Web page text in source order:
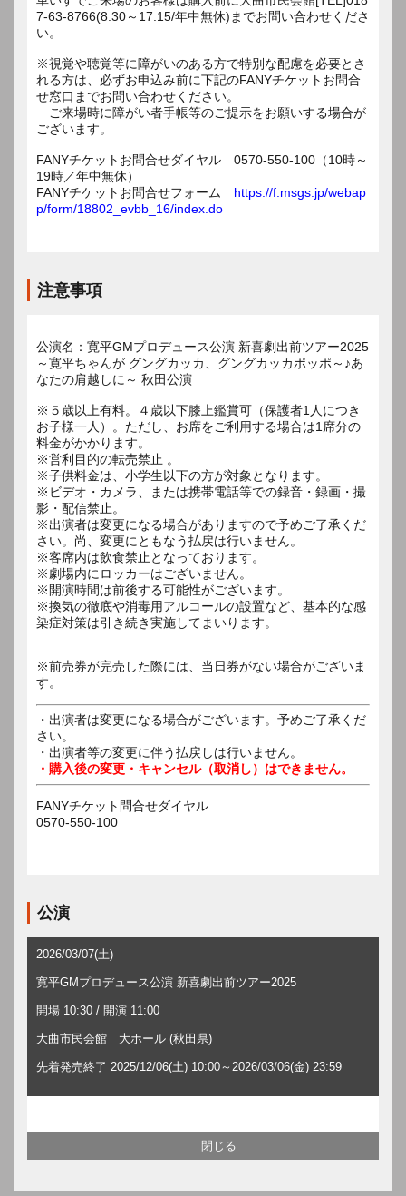
7-63-8766(8:30～17:15/年中無休)までお問い合わせくださ
い。
※視覚や聴覚等に障がいのある方で特別な配慮を必要とさ
れる方は、必ずお申込み前に下記のFANYチケットお問合
せ窓口までお問い合わせください。
ご来場時に障がい者手帳等のご提示をお願いする場合が
ございます。
FANYチケットお問合せダイヤル 0570-550-100（10時～
19時／年中無休）
FANYチケットお問合せフォーム https://f.msgs.jp/webap
p/form/18802_evbb_16/index.do
注意事項
公演名：寛平GMプロデュース公演 新喜劇出前ツアー2025
～寛平ちゃんが グングカッカ、グングカッカポッポ～♪あ
なたの肩越しに～ 秋田公演
※５歳以上有料。４歳以下膝上鑑賞可（保護者1人につき
お子様一人）。ただし、お席をご利用する場合は1席分の
料金がかかります。
※営利目的の転売禁止 。
※子供料金は、小学生以下の方が対象となります。
※ビデオ・カメラ、または携帯電話等での録音・録画・撮
影・配信禁止。
※出演者は変更になる場合がありますので予めご了承くだ
さい。尚、変更にともなう払戻は行いません。
※客席内は飲食禁止となっております。
※劇場内にロッカーはございません。
※開演時間は前後する可能性がございます。
※換気の徹底や消毒用アルコールの設置など、基本的な感
染症対策は引き続き実施してまいります。
※前売券が完売した際には、当日券がない場合がございま
す。
・出演者は変更になる場合がございます。予めご了承くだ
さい。
・出演者等の変更に伴う払戻しは行いません。
・購入後の変更・キャンセル（取消し）はできません。
FANYチケット問合せダイヤル
0570-550-100
公演
2026/03/07(土)
寛平GMプロデュース公演 新喜劇出前ツアー2025
開場 10:30 / 開演 11:00
大曲市民会館 大ホール (秋田県)
先着発売終了 2025/12/06(土) 10:00～2026/03/06(金) 23:59